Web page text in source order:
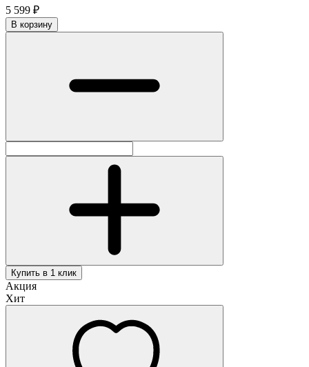
5 599 ₽
В корзину
Купить в 1 клик
Акция
Хит